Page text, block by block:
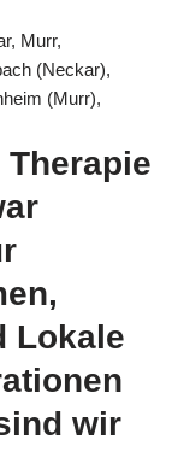
Murr,
(Neckar),
(Murr),
Lokale
wir